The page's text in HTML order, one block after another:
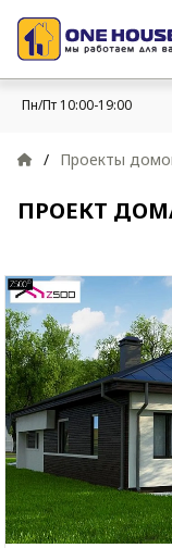
Пн/Пт 10:00-19:00
/ Проекты
ПРОЕКТ